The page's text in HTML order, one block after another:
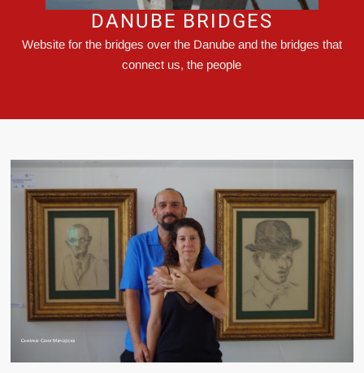
DANUBE BRIDGES
Website for the bridges over the Danube and the bridges that
connect us, the people